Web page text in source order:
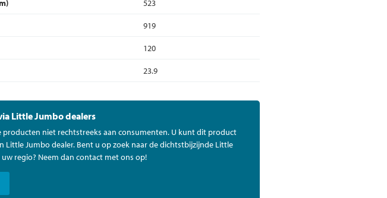
523
919
120
23.9
Little Jumbo dealers
producten niet rechtstreeks aan consumenten. U kunt dit product
Little Jumbo dealer. Bent u op zoek naar de dichtstbijzijnde Little
regio? Neem dan contact met ons op!